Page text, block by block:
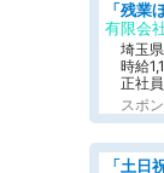
埼玉
時給
正社員
スポ